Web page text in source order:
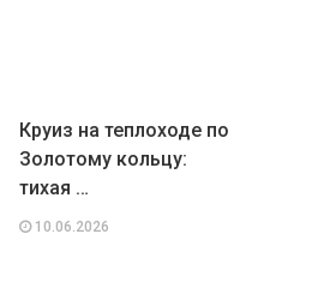
Круиз на теплоходе по
Золотому кольцу:
тихая …
10.06.2026